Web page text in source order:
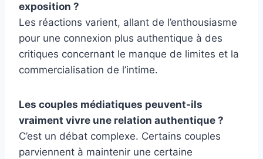
exposition ?
Les réactions varient, allant de l’enthousiasme
pour une connexion plus authentique à des
critiques concernant le manque de limites et la
commercialisation de l’intime.
Les couples médiatiques peuvent-ils
vraiment vivre une relation authentique ?
C’est un débat complexe. Certains couples
parviennent à maintenir une certaine